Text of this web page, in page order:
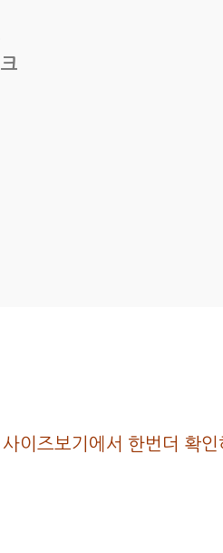
이즈보기에서 한번더 확